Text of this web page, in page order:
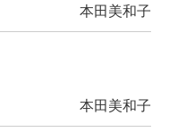
本田美和子
本田美和子